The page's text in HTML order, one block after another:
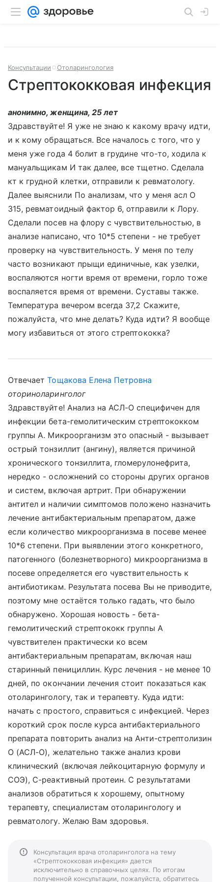
Консультации Отоларингология
Стрептококковая инфекция
анонимно, женщина, 25 лет
Здравствуйте! Я уже не знаю к какому врачу идти,
и к кому обращаться. Все началось с того, что у
меня уже года 4 болит в грудине что-то, ходила к
мануальщикам И так далее, все тщетно. Сделала
кт к грудной клетки, отправили к ревматологу.
Далее выяснили По анализам, что у меня асл О
315, ревматоидный фактор 6, отправили к Лору.
Сделали посев на флору с чувствительностью, в
анализе написано, что 10*5 степени - не требует
проверку на чувствительность. У меня по телу
часто возникают прыщи единичные, как узелки,
воспаляются ногти время от времени, горло тоже
воспаляется время от времени. Суставы также.
Температура вечером всегда 37,2 Скажите,
пожалуйста, что мне делать? Куда идти? Я вообще
могу избавиться от этого стрептококка?
ОтвечаетТощакова Елена Петровна
оториноларинголог
Здравствуйте! Анализ на АСЛ-О специфичен для
инфекции бета-гемолитическим стрептококком
группы А. Микроорганизм это опасный - вызывает
острый тонзиллит (ангину), является причиной
хронического тонзиллита, гломерулонефрита,
нередко - осложнений со стороны других органов
и систем, включая артрит. При обнаружении
антител и наличии симптомов положено назначить
лечение антибактериальным препаратом, даже
если количество микроорганизма в посеве менее
10*6 степени. При выявлении этого конкретного,
патогенного (болезнетворного) микроорганизма в
посеве определяется его чувствительность к
антибиотикам. Результата посева Вы не приводите,
поэтому мне остаётся только гадать, что было
обнаружено. Хорошая новость - бета-
гемолитический стрептококк группы А
чувствителен практически ко всем
антибактериальным препаратам, включая наш
старинный пенициллин. Курс лечения - не менее 10
дней, по окончании лечения стоит показаться как
отоларингологу, так и терапевту. Куда идти:
начать с простого, справиться с инфекцией. Через
короткий срок после курса антибактериального
препарата повторить анализ на Анти-стрептолизин
О (АСЛ-О), желательно также анализ крови
клинический (включая лейкоцитарную формулу и
СОЭ), С-реактивный протеин. С результатами
анализов обратиться к хорошему, опытному
терапевту, специалистам отоларингологу и
ревматологу. Желаю Вам здоровья.
Консультация врача отоларинголога на тему
«Стрептококковая инфекция» дается
исключительно в справочных целях. По итогам
полученной консультации, пожалуйста, обратитесь